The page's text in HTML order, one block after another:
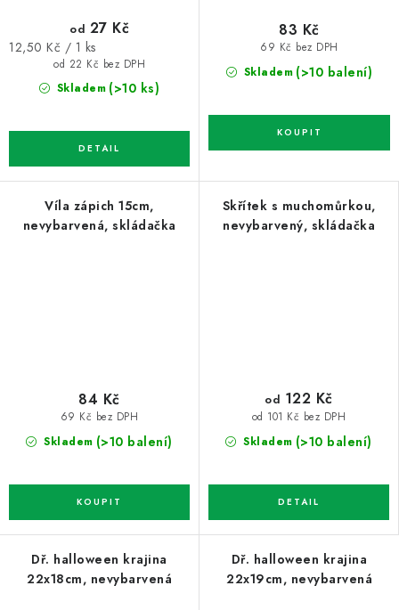
Skladem (>10 ks)
od 22 Kč bez DPH
od 27 Kč
Měrná
12,50 Kč / 1 ks
Skladem (>10 balení)
69 Kč bez DPH
83 Kč
Víla zápich 15cm,
nevybarvená, skládačka
Skladem (>10 balení)
69 Kč bez DPH
84 Kč
Skřítek s muchomůrkou,
nevybarvený, skládačka
Skladem (>10 balení)
od 101 Kč bez DPH
od 122 Kč
Dř. halloween krajina
22x18cm, nevybarvená
Dř. halloween krajina
22x19cm, nevybarvená